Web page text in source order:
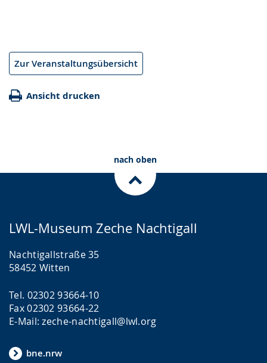
Zur Veranstaltungsübersicht
Ansicht drucken
nach oben
LWL-Museum Zeche Nachtigall
Nachtigallstraße 35
58452 Witten
Tel. 02302 93664-10
Fax 02302 93664-22
E-Mail: zeche-nachtigall@lwl.org
bne.nrw